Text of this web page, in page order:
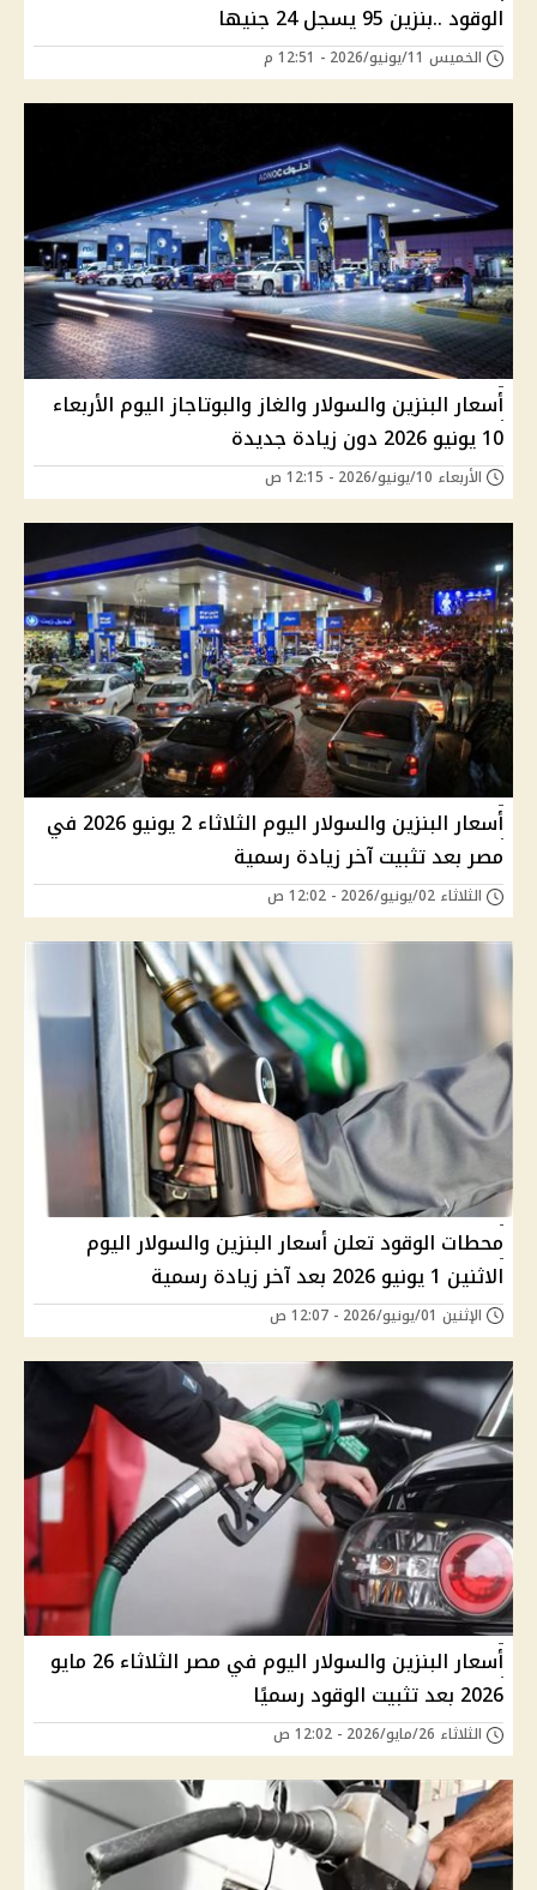
الوقود ..بنزين 95 يسجل 24 جنيها
الخميس 11/يونيو/2026 - 12:51 م
أسعار البنزين والسولار والغاز والبوتاجاز اليوم الأربعاء
10 يونيو 2026 دون زيادة جديدة
الأربعاء 10/يونيو/2026 - 12:15 ص
أسعار البنزين والسولار اليوم الثلاثاء 2 يونيو 2026 في
مصر بعد تثبيت آخر زيادة رسمية
الثلاثاء 02/يونيو/2026 - 12:02 ص
محطات الوقود تعلن أسعار البنزين والسولار اليوم
الاثنين 1 يونيو 2026 بعد آخر زيادة رسمية
الإثنين 01/يونيو/2026 - 12:07 ص
أسعار البنزين والسولار اليوم في مصر الثلاثاء 26 مايو
2026 بعد تثبيت الوقود رسميًا
الثلاثاء 26/مايو/2026 - 12:02 ص